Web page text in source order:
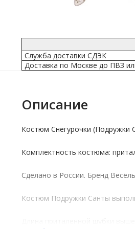
Служба доставки СДЭК
Доставка по Москве до ПВЗ
Описание
Костюм Снегурочки
Комплектность костюма:
Сделано в России. Бренд
Костюм Подружки Санты